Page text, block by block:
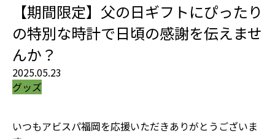
【期間限定】父の日ギフトにぴったり
の特別な時計で日頃の感謝を伝えませ
んか？
2025.05.23
グッズ
いつもアビスパ福岡を応援いただきありがとうございま